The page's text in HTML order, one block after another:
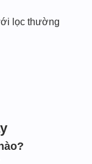
lọc thường